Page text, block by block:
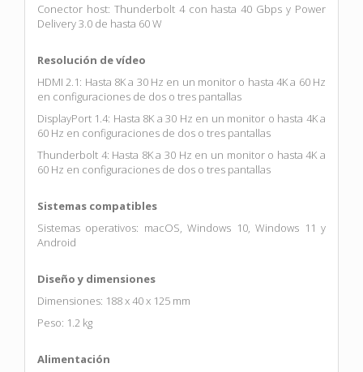
Conector host: Thunderbolt 4 con hasta 40 Gbps y Power
Delivery 3.0 de hasta 60 W
Resolución de vídeo
HDMI 2.1: Hasta 8K a 30 Hz en un monitor o hasta 4K a 60 Hz
en configuraciones de dos o tres pantallas
DisplayPort 1.4: Hasta 8K a 30 Hz en un monitor o hasta 4K a
60 Hz en configuraciones de dos o tres pantallas
Thunderbolt 4: Hasta 8K a 30 Hz en un monitor o hasta 4K a
60 Hz en configuraciones de dos o tres pantallas
Sistemas compatibles
Sistemas operativos: macOS, Windows 10, Windows 11 y
Android
Diseño y dimensiones
Dimensiones: 188 x 40 x 125 mm
Peso: 1.2 kg
Alimentación